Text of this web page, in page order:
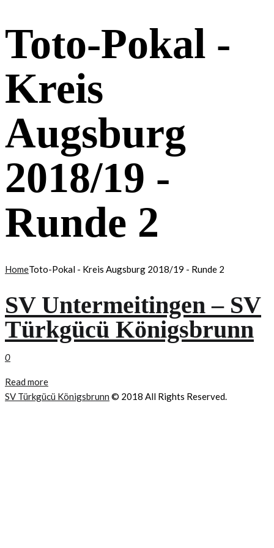
Toto-Pokal -
Kreis
Augsburg
2018/19 -
Runde 2
HomeToto-Pokal - Kreis Augsburg 2018/19 - Runde 2
SV Untermeitingen – SV
Türkgücü Königsbrunn
0
Read more
SV Türkgücü Königsbrunn © 2018 All Rights Reserved.